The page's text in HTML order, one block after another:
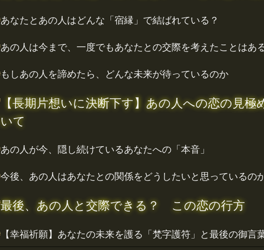
あなたとあの人はどんな「宿縁」で結ばれている？
あの人は今まで、一度でもあなたとの交際を考えたことはあ
もしあの人を諦めたら、どんな未来が待っているのか
【長期片想いに決断下す】あの人への恋の見極
いて
あの人が今、隠し続けているあなたへの「本音」
今後、あの人はあなたとの関係をどうしたいと思っているの
最後、あの人と交際できる？ この恋の行方
【幸福祈願】あなたの未来を護る「梵字護符」と最後の御言